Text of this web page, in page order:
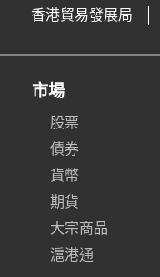
香港貿易發展局
市場
股票
債券
貨幣
期貨
大宗商品
滬港通